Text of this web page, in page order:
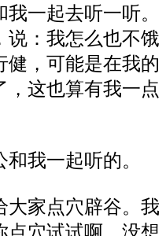
一起去听一听。
说：我怎么也不饿
健，可能是在我的
，这也算有我一点
我一起听的。
大家点穴辟谷。我